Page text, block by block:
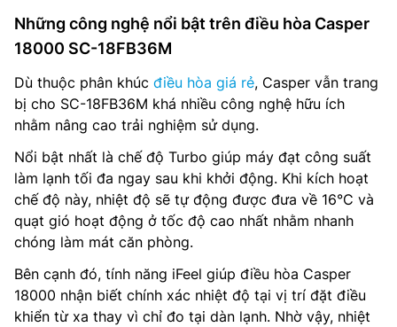
Những công nghệ nổi bật trên điều hòa Casper
18000 SC-18FB36M
Dù thuộc phân khúc điều hòa giá rẻ, Casper vẫn trang
bị cho SC-18FB36M khá nhiều công nghệ hữu ích
nhằm nâng cao trải nghiệm sử dụng.
Nổi bật nhất là chế độ Turbo giúp máy đạt công suất
làm lạnh tối đa ngay sau khi khởi động. Khi kích hoạt
chế độ này, nhiệt độ sẽ tự động được đưa về 16°C và
quạt gió hoạt động ở tốc độ cao nhất nhằm nhanh
chóng làm mát căn phòng.
Bên cạnh đó, tính năng iFeel giúp điều hòa Casper
18000 nhận biết chính xác nhiệt độ tại vị trí đặt điều
khiển từ xa thay vì chỉ đo tại dàn lạnh. Nhờ vậy, nhiệt